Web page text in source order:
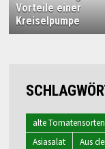
Vorteile einer
Kreiselpumpe
alte Tomatensorten
Asiasalat
Aus